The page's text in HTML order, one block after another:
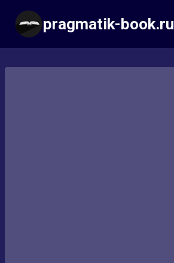
Перейти
содержимому
pragmatik-book.ru